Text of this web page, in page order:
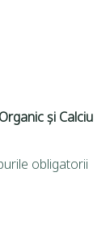
și Calciu
obligatorii